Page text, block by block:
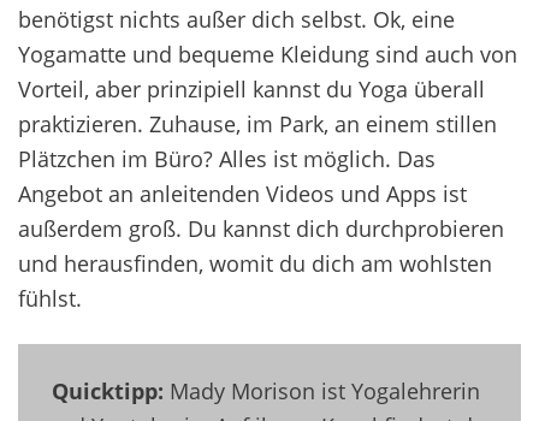
benötigst nichts außer dich selbst. Ok, eine
Yogamatte und bequeme Kleidung sind auch von
Vorteil, aber prinzipiell kannst du Yoga überall
praktizieren. Zuhause, im Park, an einem stillen
Plätzchen im Büro? Alles ist möglich. Das
Angebot an anleitenden Videos und Apps ist
außerdem groß. Du kannst dich durchprobieren
und herausfinden, womit du dich am wohlsten
fühlst.
Quicktipp: Mady Morison ist Yogalehrerin